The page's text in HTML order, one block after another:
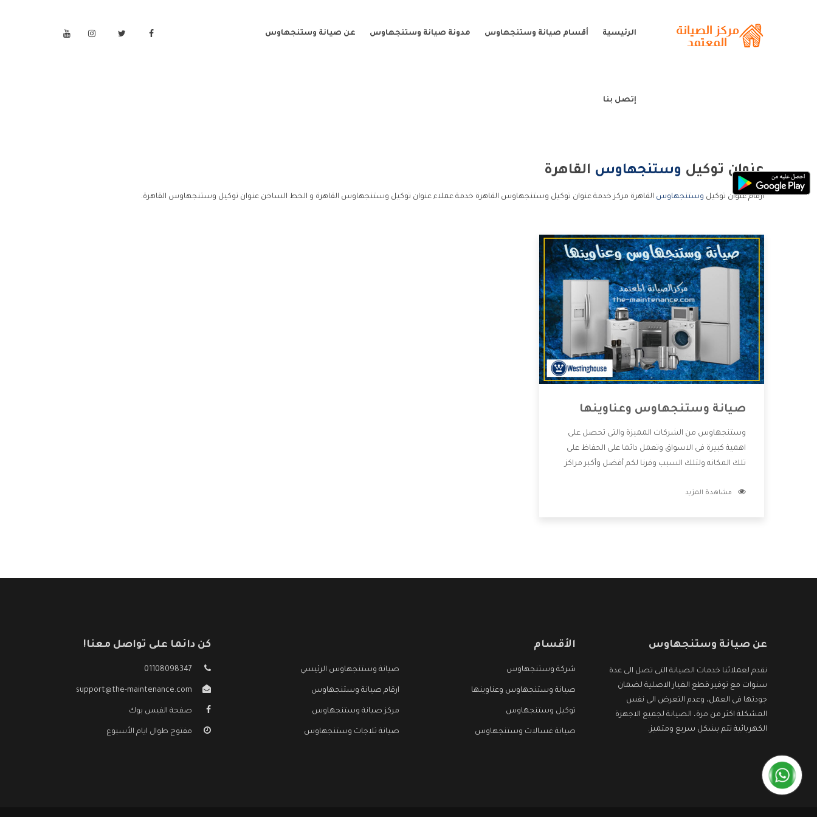
الرئيسية أقسام صيانة وستنجهاوس مدونة صيانة وستنجهاوس عن صيانة وستنجهاوس
إتصل بنا
عنوان توكيل وستنجهاوس القاهرة
ارقام عنوان توكيل وستنجهاوس القاهرة مركز خدمة عنوان توكيل وستنجهاوس القاهرة خدمة عملاء عنوان توكيل وستنجهاوس القاهرة و الخط الساخن عنوان توكيل وستنجهاوس القاهرة.
صيانة وستنجهاوس وعناوينها
وستنجهاوس من الشركات المميزة والتى تحصل على
اهمية كبيرة فى الاسواق وتعمل دائما على الحفاظ على
تلك المكانه ولتلك السبب وفرنا لكم أفضل وأكبر مراكز
العملاء ويستطيع القيام بتصليح جميع المنتجات دون
مشاهدة المزيد
عن صيانة وستنجهاوس
نقدم لعملائنا خدمات الصيانة التى تصل الى عدة
سنوات مع توفير قطع الغيار الاصلية لضمان
جودتها فى العمل، وعدم التعرض الى نفس
المشكلة اكثر من مرة، الصيانة لجميع الاجهزة
الكهربائية تتم بشكل سريع ومتميز.
الأقسام
شركة وستنجهاوس صيانة وستنجهاوس الرئيسي
صيانة وستنجهاوس وعناوينها ارقام صيانة وستنجهاوس
توكيل وستنجهاوس مركز صيانة وستنجهاوس
صيانة غسالات وستنجهاوس صيانة ثلاجات وستنجهاوس
كن دائما على تواصل معنا!
01108098347
support@the-maintenance.com
صفحة الفيس بوك
مفتوح طوال ايام الأسبوع